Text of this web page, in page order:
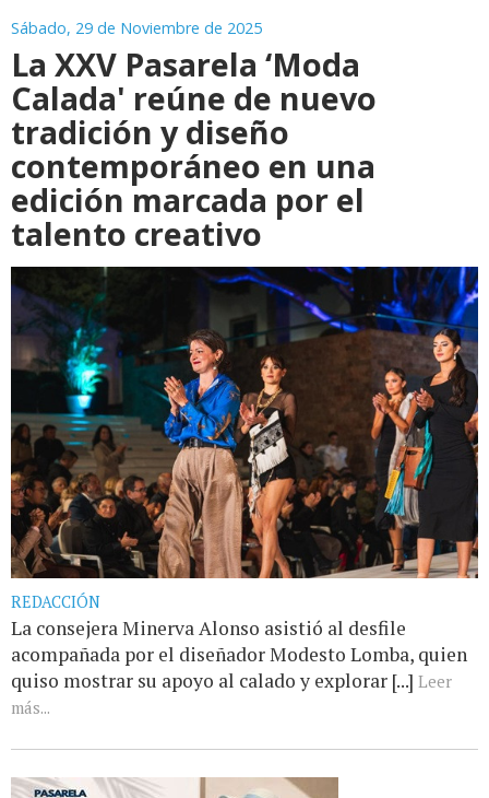
Sábado, 29 de Noviembre de 2025
La XXV Pasarela ‘Moda
Calada' reúne de nuevo
tradición y diseño
contemporáneo en una
edición marcada por el
talento creativo
REDACCIÓN
La consejera Minerva Alonso asistió al desfile
acompañada por el diseñador Modesto Lomba, quien
quiso mostrar su apoyo al calado y explorar [...] Leer
más...